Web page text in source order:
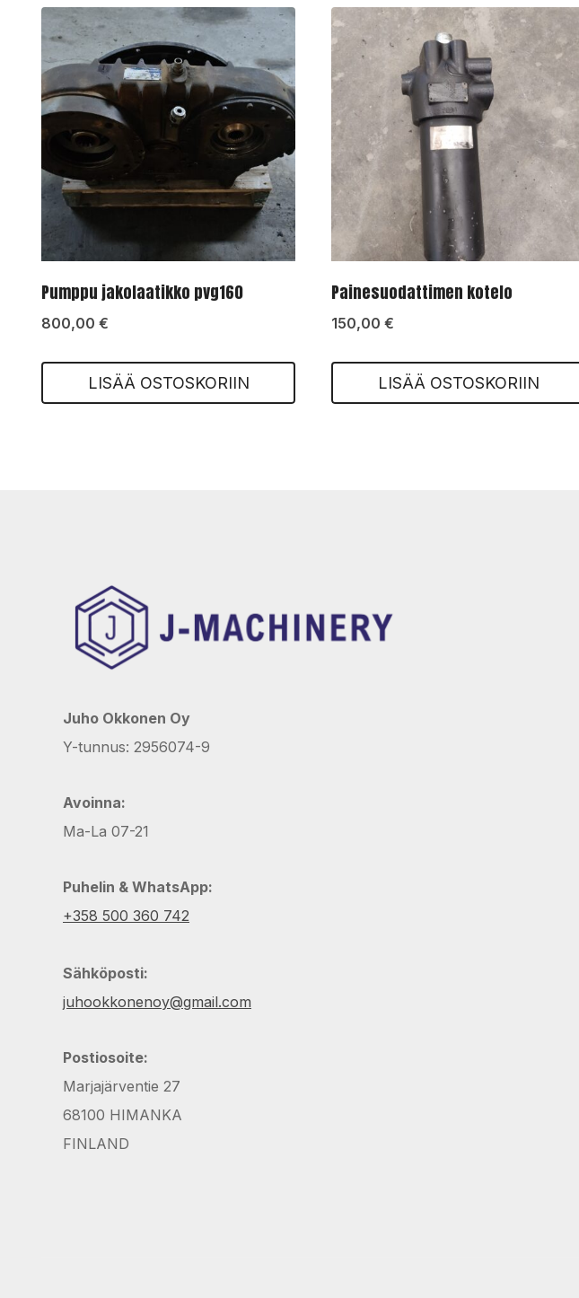
Pumppu jakolaatikko pvg160
800,00 €
LISÄÄ OSTOSKORIIN
Painesuodattimen kotelo
150,00 €
LISÄÄ OSTOSKORIIN
Juho Okkonen Oy
Y-tunnus: 2956074-9
Avoinna:
Ma-La 07-21
Puhelin & WhatsApp:
+358 500 360 742
Sähköposti:
juhookkonenoy@gmail.com
Postiosoite:
Marjajärventie 27
68100 HIMANKA
FINLAND